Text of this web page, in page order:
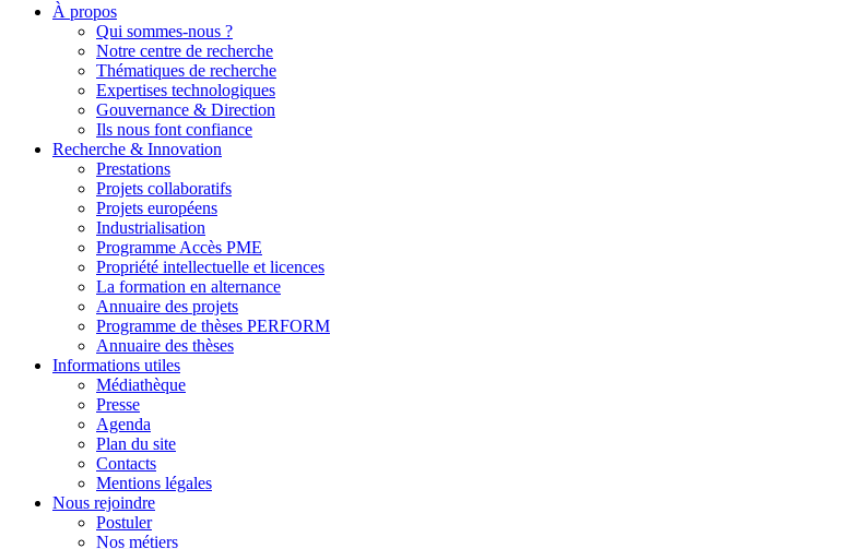
À propos
Qui sommes-nous ?
Notre centre de recherche
Thématiques de recherche
Expertises technologiques
Gouvernance & Direction
Ils nous font confiance
Recherche & Innovation
Prestations
Projets collaboratifs
Projets européens
Industrialisation
Programme Accès PME
Propriété intellectuelle et licences
La formation en alternance
Annuaire des projets
Programme de thèses PERFORM
Annuaire des thèses
Informations utiles
Médiathèque
Presse
Agenda
Plan du site
Contacts
Mentions légales
Nous rejoindre
Postuler
Nos métiers